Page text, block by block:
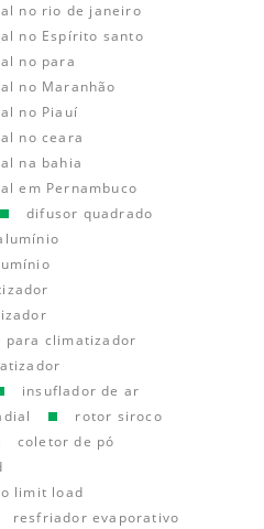
no rio de janeiro
no Espírito santo
no para
no Maranhão
no Piauí
no ceara
na bahia
em Pernambuco
difusor quadrado
para climatizador
insuflador de ar
rotor siroco
coletor de pó
limit load
resfriador evaporativo